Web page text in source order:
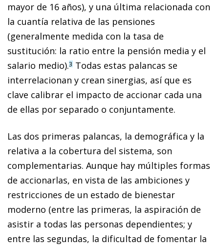
mayor de 16 años), y una última relacionada con
la cuantía relativa de las pensiones
(generalmente medida con la tasa de
sustitución: la ratio entre la pensión media y el
salario medio).3 Todas estas palancas se
interrelacionan y crean sinergias, así que es
clave calibrar el impacto de accionar cada una
de ellas por separado o conjuntamente.
Las dos primeras palancas, la demográfica y la
relativa a la cobertura del sistema, son
complementarias. Aunque hay múltiples formas
de accionarlas, en vista de las ambiciones y
restricciones de un estado de bienestar
moderno (entre las primeras, la aspiración de
asistir a todas las personas dependientes; y
entre las segundas, la dificultad de fomentar la